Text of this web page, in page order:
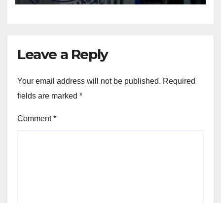
Leave a Reply
Your email address will not be published. Required
fields are marked *
Comment*